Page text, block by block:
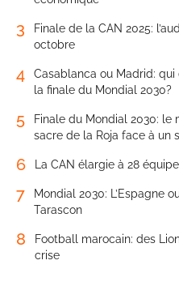
première année et expose
économique
Finale de la CAN 2025:
octobre
Casablanca ou Madrid:
la finale du Mondial 2030?
Finale du Mondial 2030: le
sacre de la Roja face à un
6 La CAN élargie à 28
Mondial 2030: L’Espagne
Tarascon
Football marocain: des